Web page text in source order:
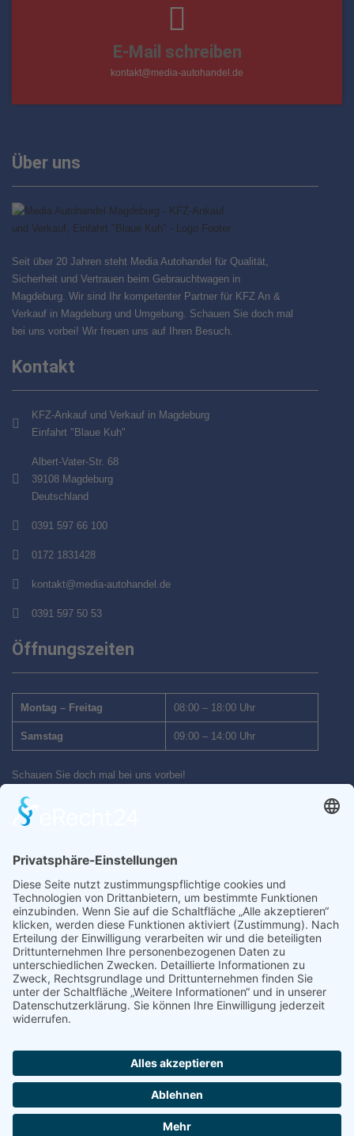
E-Mail schreiben
kontakt@media-autohandel.de
Über uns
Seit über 20 Jahren steht Media Autohandel für Qualität,
Sicherheit und Vertrauen beim Gebrauchtwagen in
Magdeburg. Wir sind Ihr kompetenter Partner für KFZ An &
Verkauf in Magdeburg und Umgebung. Schauen Sie doch mal
bei uns vorbei! Wir freuen uns auf Ihren Besuch.
Kontakt
KFZ-Ankauf und Verkauf in Magdeburg
Einfahrt "Blaue Kuh"
Albert-Vater-Str. 68
39108 Magdeburg
Deutschland
0391 597 66 100
0172 1831428
kontakt@media-autohandel.de
0391 597 50 53
Öffnungszeiten
Montag – Freitag 08:00 – 18:00 Uhr
Samstag 09:00 – 14:00 Uhr
Schauen Sie doch mal bei uns vorbei!
Wir freuen uns auf Ihren Besuch.
Inhalt
Startseite
Auto kaufen
Auto verkaufen
Über uns
Finanzierung
Service
Impressum